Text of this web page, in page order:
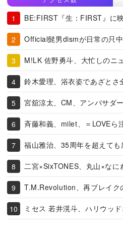
BE:FIRST『生：FIRST』に
Official髭男dismが日常の只
M!LK 佐野勇斗、大忙しのニ
鈴木愛理、浴衣姿であざとさ
宮舘涼太、CM、アンバサダ
斉藤和義、milet、＝LOVEら
福山雅治、35周年を超えても
二宮×SixTONES、丸山×なに
T.M.Revolution、再ブレイク
ミセス 若井滉斗、ハリウッ